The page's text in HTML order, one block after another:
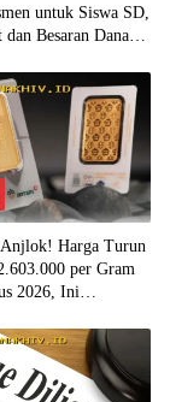
untuk Siswa SD,
Besaran Dana
Anjlok! Harga Turun
per Gram
2026, Ini